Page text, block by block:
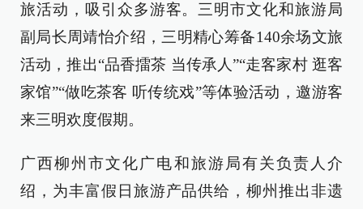
旅活动，吸引众多游客。三明市文化和旅游局
副局长周靖怡介绍，三明精心筹备140余场文旅
活动，推出“品香擂茶 当传承人”“走客家村 逛客
家馆”“做吃茶客 听传统戏”等体验活动，邀游客
来三明欢度假期。
广西柳州市文化广电和旅游局有关负责人介
绍，为丰富假日旅游产品供给，柳州推出非遗